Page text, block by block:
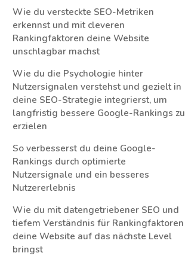
Wie du versteckte SEO-Metriken
erkennst und mit cleveren
Rankingfaktoren deine Website
unschlagbar machst
Wie du die Psychologie hinter
Nutzersignalen verstehst und gezielt in
deine SEO-Strategie integrierst, um
langfristig bessere Google-Rankings zu
erzielen
So verbesserst du deine Google-
Rankings durch optimierte
Nutzersignale und ein besseres
Nutzererlebnis
Wie du mit datengetriebener SEO und
tiefem Verständnis für Rankingfaktoren
deine Website auf das nächste Level
bringst